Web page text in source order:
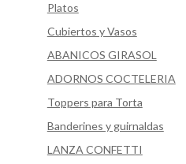
Platos
Cubiertos y Vasos
ABANICOS GIRASOL
ADORNOS COCTELERIA
Toppers para Torta
Banderines y guirnaldas
LANZA CONFETTI